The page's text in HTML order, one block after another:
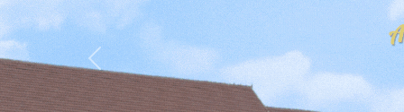
Previous